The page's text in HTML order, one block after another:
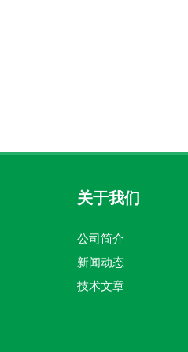
关于我们
公司简介
新闻动态
技术文章